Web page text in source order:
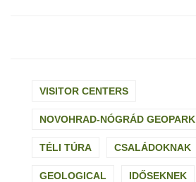
VISITOR CENTERS
NOVOHRAD-NÓGRÁD GEOPARK
TÉLI TÚRA CSALÁDOKNAK
GEOLOGICAL IDŐSEKNEK